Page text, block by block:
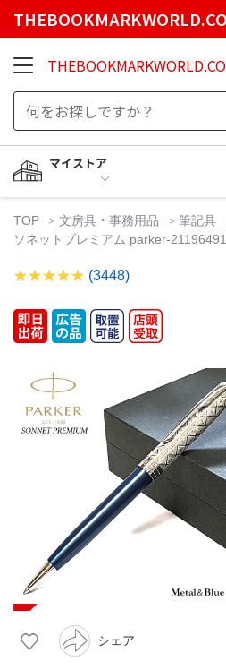
マイストア
TOP 文房具・事務用品 筆記具
ソネットプレミアム parker-
(3448)
シェア